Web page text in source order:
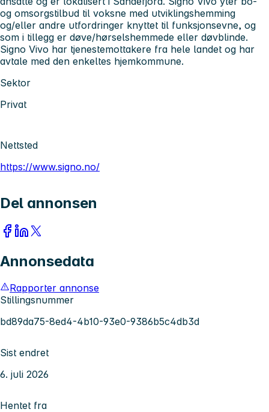
og omsorgstilbud til voksne med utviklingshemming
og/eller andre utfordringer knyttet til funksjonsevne, og
som i tillegg er døve/hørselshemmede eller døvblinde.
Signo Vivo har tjenestemottakere fra hele landet og har
avtale med den enkeltes hjemkommune.
Sektor
Privat
Nettsted
https://www.signo.no/
Del annonsen
Annonsedata
Rapporter annonse
Stillingsnummer
bd89da75-8ed4-4b10-93e0-9386b5c4db3d
Sist endret
6. juli 2026
Hentet fra